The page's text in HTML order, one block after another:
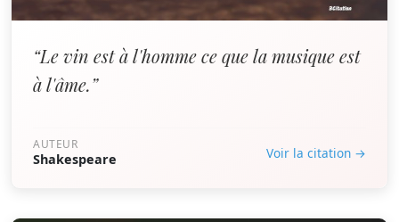
“Le vin est à l'homme ce que la musique est
à l'âme.”
AUTEUR
Shakespeare Voir la citation →